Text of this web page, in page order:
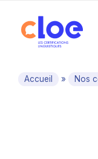
Accueil » Nos